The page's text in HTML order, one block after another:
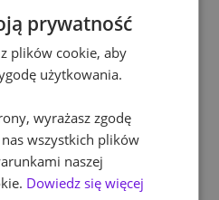
mu pomyślności w
firmy.
prywatność
plików cookie, aby
użytkowania.
wyrażasz zgodę
wszystkich plików
naszej
Dowiedz się więcej